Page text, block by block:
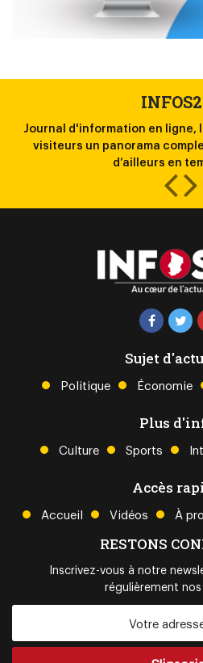
Journal d'information en ligne,
visiteurs un panorama
d’ailleurs en
Sujet
Politique Économie
Plus
Culture Sports
Accès
Accueil Vidéos À
RESTONS
Inscrivez-vous à notre
régulièrement